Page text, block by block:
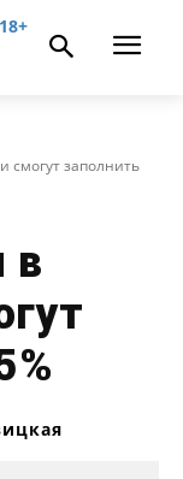
18+
смогут заполнить
в